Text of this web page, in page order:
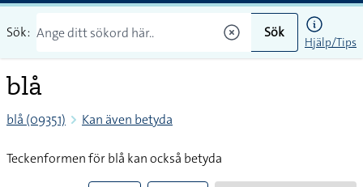
Sök: Sök
Hjälp/Tips
blå
blå (09351) Kan även betyda
Teckenformen för blå kan också betyda